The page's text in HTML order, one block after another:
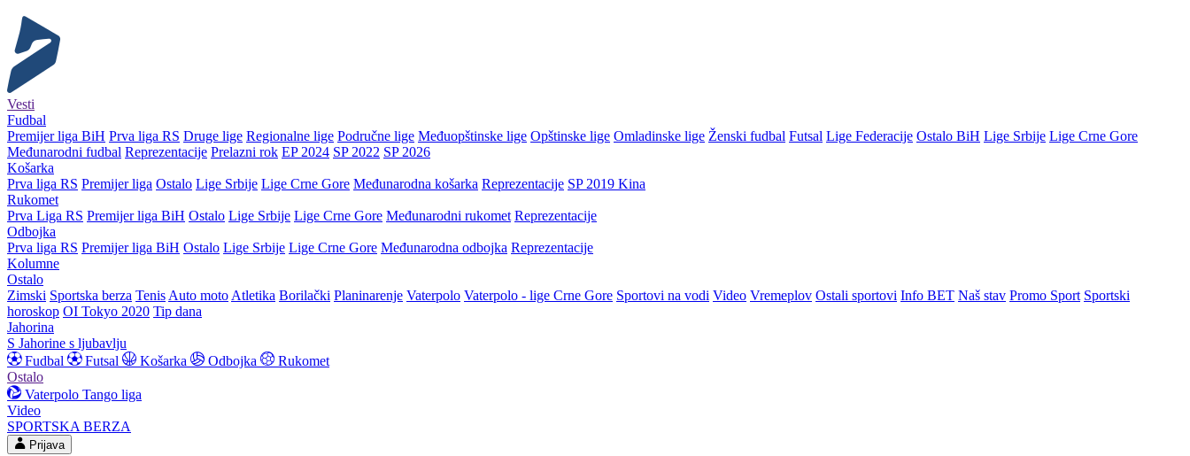
Vesti
Fudbal
Premijer liga BiH Prva liga RS Druge lige Regionalne lige Područne lige Međuopštinske lige Opštinske lige Omladinske lige Ženski fudbal Futsal Lige Federacije Ostalo BiH Lige Srbije Lige Crne Gore
Međunarodni fudbal Reprezentacije Prelazni rok EP 2024 SP 2022 SP 2026
Košarka
Prva liga RS Premijer liga Ostalo Lige Srbije Lige Crne Gore Međunarodna košarka Reprezentacije SP 2019 Kina
Rukomet
Prva Liga RS Premijer liga BiH Ostalo Lige Srbije Lige Crne Gore Međunarodni rukomet Reprezentacije
Odbojka
Prva liga RS Premijer liga BiH Ostalo Lige Srbije Lige Crne Gore Međunarodna odbojka Reprezentacije
Kolumne
Ostalo
Zimski Sportska berza Tenis Auto moto Atletika Borilački Planinarenje Vaterpolo Vaterpolo - lige Crne Gore Sportovi na vodi Video Vremeplov Ostali sportovi Info BET Naš stav Promo Sport Sportski
horoskop OI Tokyo 2020 Tip dana
Jahorina
S Jahorine s ljubavlju
Fudbal
Futsal Košarka Odbojka
Rukomet
Ostalo
Vaterpolo Tango liga
Video
SPORTSKA BERZA
Prijava